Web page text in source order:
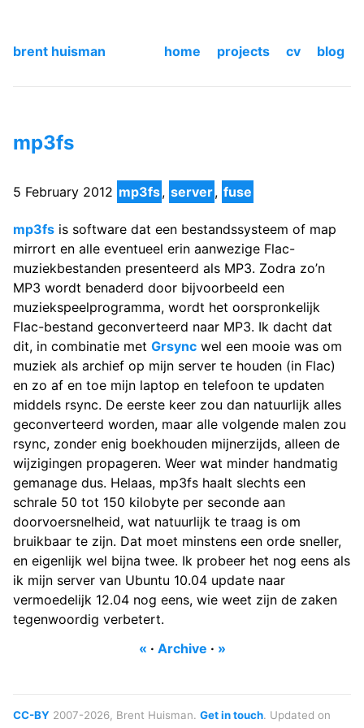
brent huisman home projects cv blog
mp3fs
5 February 2012 mp3fs, server, fuse
mp3fs is software dat een bestandssysteem of map
mirrort en alle eventueel erin aanwezige Flac-
muziekbestanden presenteerd als MP3. Zodra zo’n
MP3 wordt benaderd door bijvoorbeeld een
muziekspeelprogramma, wordt het oorspronkelijk
Flac-bestand geconverteerd naar MP3. Ik dacht dat
dit, in combinatie met Grsync wel een mooie was om
muziek als archief op mijn server te houden (in Flac)
en zo af en toe mijn laptop en telefoon te updaten
middels rsync. De eerste keer zou dan natuurlijk alles
geconverteerd worden, maar alle volgende malen zou
rsync, zonder enig boekhouden mijnerzijds, alleen de
wijzigingen propageren. Weer wat minder handmatig
gemanage dus. Helaas, mp3fs haalt slechts een
schrale 50 tot 150 kilobyte per seconde aan
doorvoersnelheid, wat natuurlijk te traag is om
bruikbaar te zijn. Dat moet minstens een orde sneller,
en eigenlijk wel bijna twee. Ik probeer het nog eens als
ik mijn server van Ubuntu 10.04 update naar
vermoedelijk 12.04 nog eens, wie weet zijn de zaken
tegenwoordig verbetert.
« · Archive · »
CC-BY 2007-2026, Brent Huisman. Get in touch. Updated on